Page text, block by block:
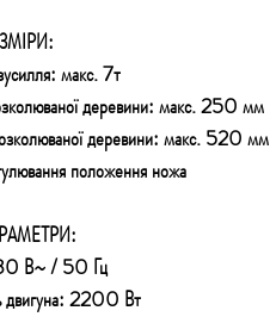
:
макс. 7т
деревини: макс. 250 мм
деревини: макс. 520 мм
положення ножа
В~ / 50 Гц
2200 Вт